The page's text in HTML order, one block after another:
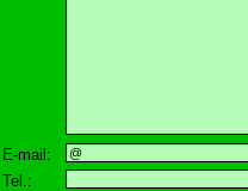
E-mail:
Tel.: